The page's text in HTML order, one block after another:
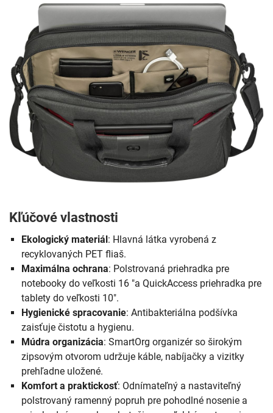
Kľúčové vlastnosti
Ekologický materiál: Hlavná látka vyrobená z
recyklovaných PET fliaš.
Maximálna ochrana: Polstrovaná priehradka pre
notebooky do veľkosti 16 "a QuickAccess priehradka pre
tablety do veľkosti 10".
Hygienické spracovanie: Antibakteriálna podšívka
zaisťuje čistotu a hygienu.
Múdra organizácia: SmartOrg organizér so širokým
zipsovým otvorom udržuje káble, nabíjačky a vizitky
prehľadne uložené.
Komfort a praktickosť: Odnímateľný a nastaviteľný
polstrovaný ramenný popruh pre pohodlné nosenie a